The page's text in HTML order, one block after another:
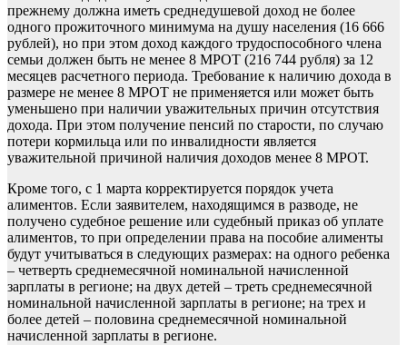
прежнему должна иметь среднедушевой доход не более
одного прожиточного минимума на душу населения (16 666
рублей), но при этом доход каждого трудоспособного члена
семьи должен быть не менее 8 МРОТ (216 744 рубля) за 12
месяцев расчетного периода. Требование к наличию дохода в
размере не менее 8 МРОТ не применяется или может быть
уменьшено при наличии уважительных причин отсутствия
дохода. При этом получение пенсий по старости, по случаю
потери кормильца или по инвалидности является
уважительной причиной наличия доходов менее 8 МРОТ.
Кроме того, с 1 марта корректируется порядок учета
алиментов. Если заявителем, находящимся в разводе, не
получено судебное решение или судебный приказ об уплате
алиментов, то при определении права на пособие алименты
будут учитываться в следующих размерах: на одного ребенка
– четверть среднемесячной номинальной начисленной
зарплаты в регионе; на двух детей – треть среднемесячной
номинальной начисленной зарплаты в регионе; на трех и
более детей – половина среднемесячной номинальной
начисленной зарплаты в регионе.